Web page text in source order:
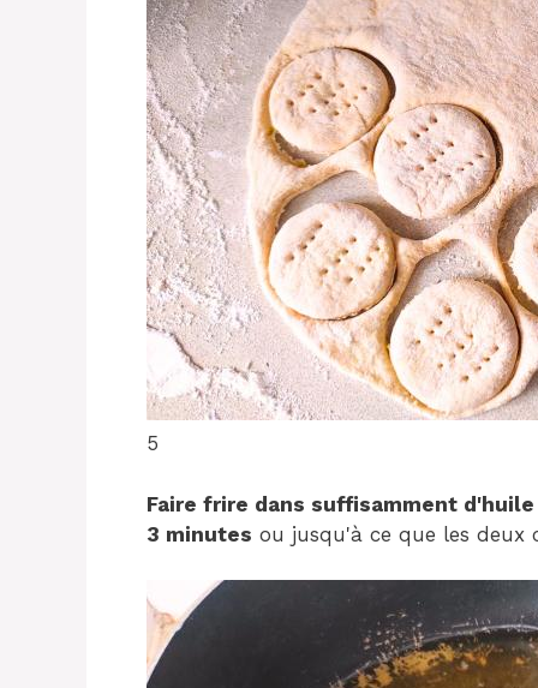
5
Faire frire dans suffisamment
3 minutes ou jusqu'à ce que les deux